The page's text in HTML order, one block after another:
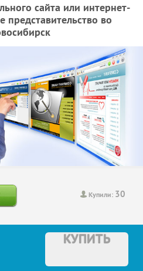
сайта или интернет-
представительство во
Купили: 30
КУПИТЬ